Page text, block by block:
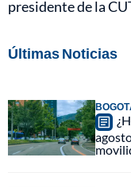
presidente de la
Últimas Noticias